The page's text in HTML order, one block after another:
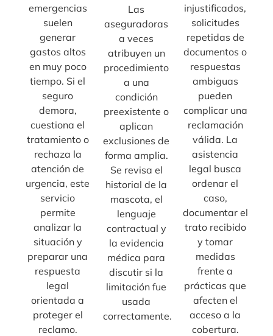
emergencias
suelen
generar
gastos altos
en muy poco
tiempo. Si el
seguro
demora,
cuestiona el
tratamiento o
rechaza la
atención de
urgencia, este
servicio
permite
analizar la
situación y
preparar una
respuesta
legal
orientada a
proteger el
reclamo.
Las
aseguradoras
a veces
atribuyen un
procedimiento
a una
condición
preexistente o
aplican
exclusiones de
forma amplia.
Se revisa el
historial de la
mascota, el
lenguaje
contractual y
la evidencia
médica para
discutir si la
limitación fue
usada
correctamente.
injustificados,
solicitudes
repetidas de
documentos o
respuestas
ambiguas
pueden
complicar una
reclamación
válida. La
asistencia
legal busca
ordenar el
caso,
documentar el
trato recibido
y tomar
medidas
frente a
prácticas que
afecten el
acceso a la
cobertura.